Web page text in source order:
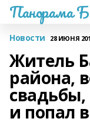
Панорама
Новости 28 ИЮНЯ
Житель
района,
свадьбы,
и попал